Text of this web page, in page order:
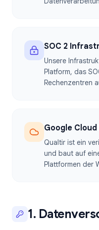
SOC 2
Unsere
Platform, das
Rechenzentren
Google
Qualtir ist ein
und baut auf
Plattformen der
1.